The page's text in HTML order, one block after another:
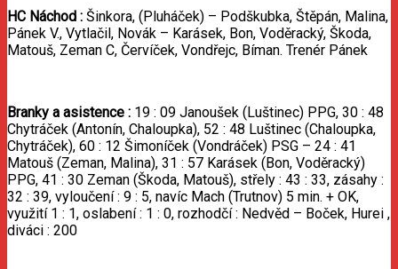
HC Náchod : Šinkora, (Pluháček) – Podškubka, Štěpán, Malina,
Pánek V., Vytlačil, Novák – Karásek, Bon, Voděracký, Škoda,
Matouš, Zeman C, Červíček, Vondřejc, Bíman. Trenér Pánek
Branky a asistence : 19 : 09 Janoušek (Luštinec) PPG, 30 : 48
Chytráček (Antonín, Chaloupka), 52 : 48 Luštinec (Chaloupka,
Chytráček), 60 : 12 Šimoníček (Vondráček) PSG – 24 : 41
Matouš (Zeman, Malina), 31 : 57 Karásek (Bon, Voděracký)
PPG, 41 : 30 Zeman (Škoda, Matouš), střely : 43 : 33, zásahy :
32 : 39, vyloučení : 9 : 5, navíc Mach (Trutnov) 5 min. + OK,
využití 1 : 1, oslabení : 1 : 0, rozhodčí : Nedvěd – Boček, Hurei ,
diváci : 200